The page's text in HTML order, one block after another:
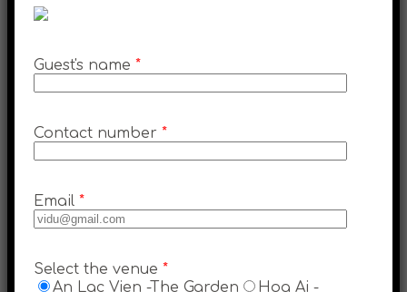
Guest's name *
Contact number *
Email *
Select the venue *
An Lac Vien -The Garden
Hoa Ai -